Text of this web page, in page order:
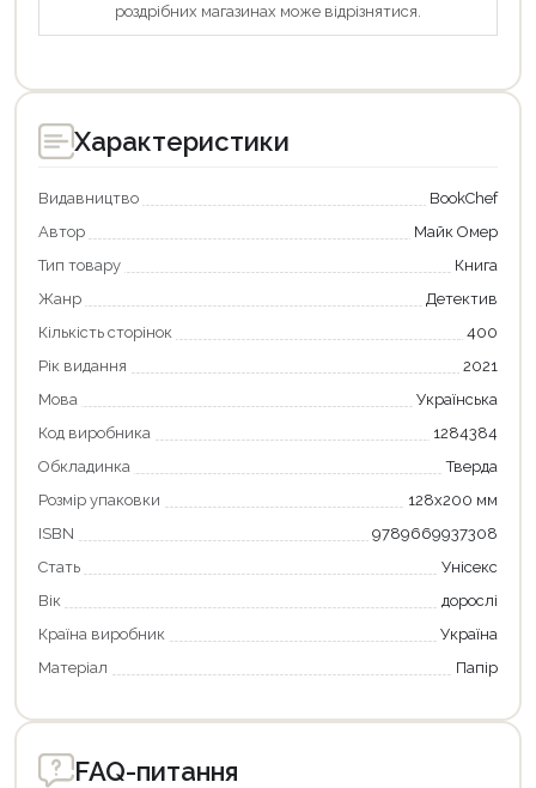
роздрібних магазинах може відрізнятися.
Характеристики
Видавництво
BookChef
Автор
Майк Омер
Тип товару
Книга
Жанр
Детектив
Кількість сторінок
400
Рік видання
2021
Мова
Українська
Код виробника
1284384
Обкладинка
Тверда
Розмір упаковки
128х200 мм
ISBN
9789669937308
Стать
Унісекс
Вік
дорослі
Країна виробник
Україна
Матеріал
Папір
FAQ-питання
Продовжити покупки
Оформити замовлення